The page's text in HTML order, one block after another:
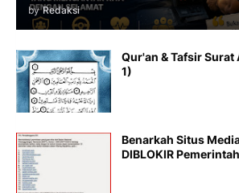
by Redaksi
Qur'an & Tafsir
1)
Benarkah Situs
DIBLOKIR